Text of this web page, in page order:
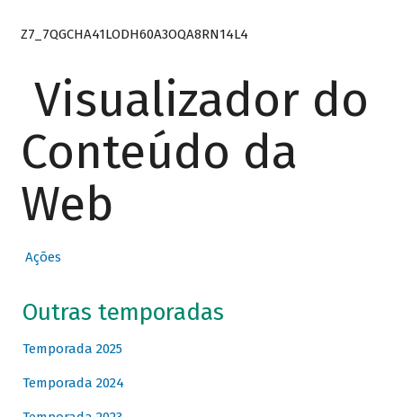
Z7_7QGCHA41LODH60A3OQA8RN14L4
Visualizador do
Conteúdo da
Web
Ações
Outras temporadas
Temporada 2025
Temporada 2024